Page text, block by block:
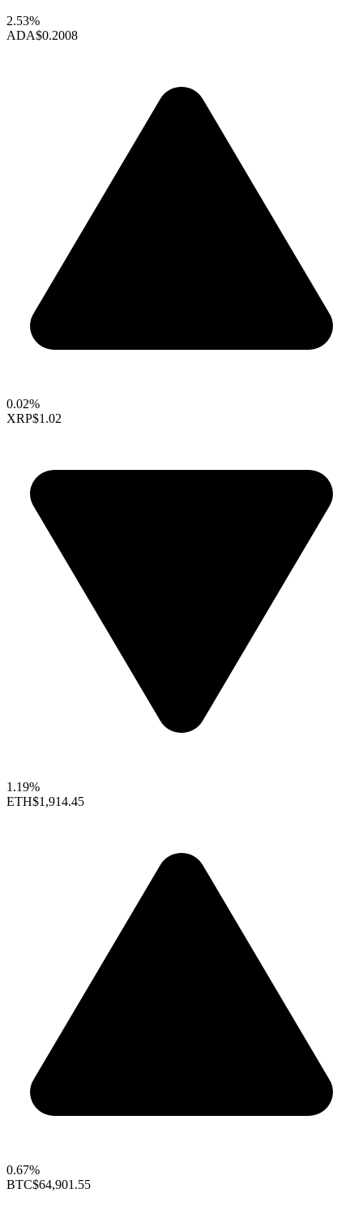
2.53%
ADA$0.2008
0.02%
XRP$1.02
1.19%
ETH$1,914.45
0.67%
BTC$64,901.55